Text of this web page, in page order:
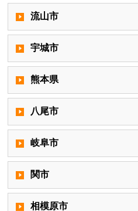
流山市
宇城市
熊本県
八尾市
岐阜市
関市
相模原市